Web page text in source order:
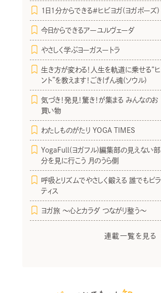
1日1分からできる＃ヒビヨガ(ヨガポーズ)
今日からできるアーユルヴェーダ
やさしく学ぶヨーガスートラ
生き方が変わる！人生を軌道に乗せる“ヒ
ント”を教えます！ごきげん魂(ソウル)
気づき！発見！驚き！が集まる みんなのお
買い物
わたしものがたり YOGA TIMES
YogaFull(ヨガフル)編集部の見えない部
分を見に行こう 月のうら側
呼吸とリズムでやさしく鍛える 誰でもピラ
ティス
ヨガ旅 〜心とカラダ つながり整う〜
連載一覧を見る